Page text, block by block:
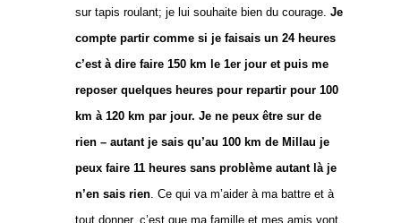
sur tapis roulant; je lui souhaite bien du courage. Je
compte partir comme si je faisais un 24 heures
c’est à dire faire 150 km le 1er jour et puis me
reposer quelques heures pour repartir pour 100
km à 120 km par jour. Je ne peux être sur de
rien – autant je sais qu’au 100 km de Millau je
peux faire 11 heures sans problème autant là je
n’en sais rien. Ce qui va m’aider à ma battre et à
tout donner, c’est que ma famille et mes amis vont